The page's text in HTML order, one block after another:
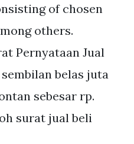
of chosen
others.
Pernyataan Jual
belas juta
sebesar rp.
surat jual beli